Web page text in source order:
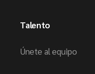
Talento
Únete al equipo